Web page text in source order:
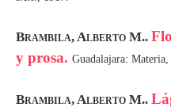
Brambila, Alberto M..
y prosa. Guadalajara: Materia,
Brambila, Alberto M..